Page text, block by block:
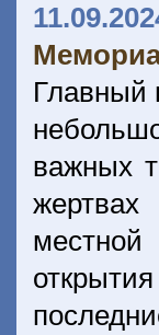
Главный
важных
жертвах